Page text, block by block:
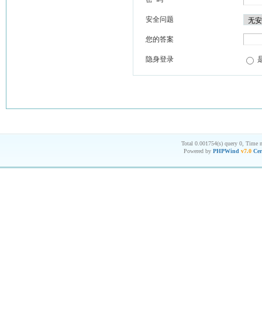
安全问题
您的答案
隐身登录
Total 0.001754(s) query 0, Time
Powered by PHPWind v7.0